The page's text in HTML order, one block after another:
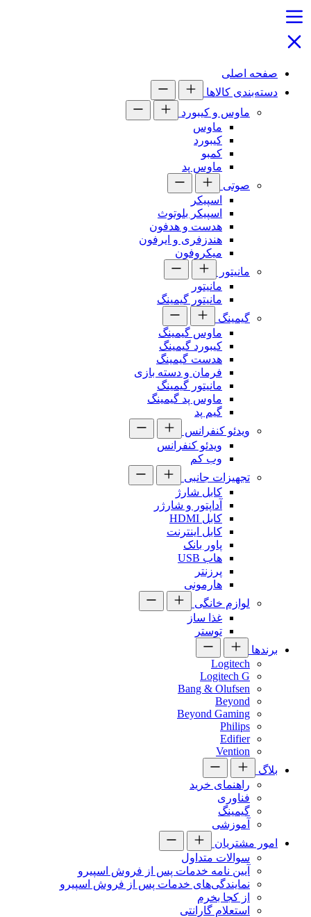
صفحه اصلی
دسته‌بندی کالاها
ماوس و کیبورد
ماوس
کیبورد
کمبو
ماوس پد
صوتی
اسپیکر
اسپیکر بلوتوث
هدست و هدفون
هندزفری و ایرفون
میکروفون
مانیتور
مانیتور
مانیتور گیمینگ
گیمینگ
ماوس گیمینگ
کیبورد گیمینگ
هدست گیمینگ
فرمان و دسته بازی
مانیتور گیمینگ
ماوس پد گیمینگ
گیم پد
ویدئو کنفرانس
ویدئو کنفرانس
وب کم
تجهیزات جانبی
کابل شارژ
آداپتور و شارژر
کابل HDMI
کابل اینترنت
پاور بانک
هاب USB
پرزنتر
هارمونی
لوازم خانگی
غذا ساز
توستر
برندها
Logitech
Logitech G
Bang & Olufsen
Beyond
Beyond Gaming
Philips
Edifier
Vention
بلاگ
راهنمای خرید
فناوری
گیمینگ
آموزشی
امور مشتریان
سوالات متداول
آیین نامه خدمات پس از فروش اسپیرو
نمایندگی‌های خدمات پس از فروش اسپیرو
از کجا بخرم
استعلام گارانتی